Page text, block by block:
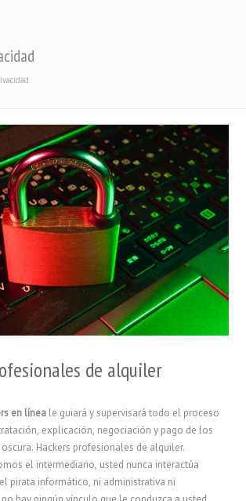
de alquiler
en línea le guiará y supervisará todo el proceso
explicación, negociación y pago de los
Hackers profesionales de alquiler.
el intermediario, usted nunca interactúa
pirata informático, ni administrativa ni